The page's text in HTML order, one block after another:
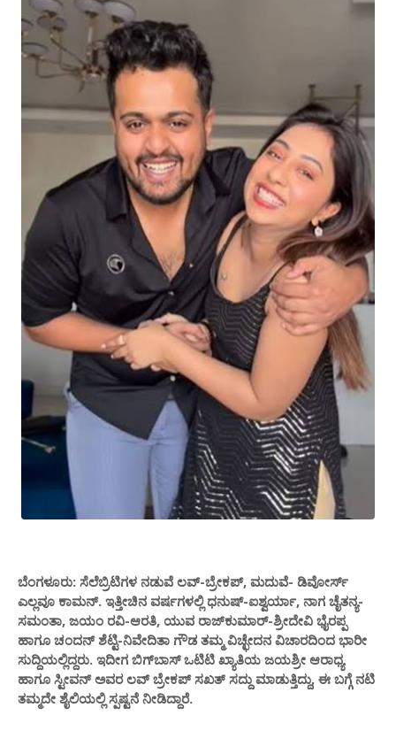
ಬೆಂಗಳೂರು: ಸೆಲೆಬ್ರಿಟಿಗಳ ನಡುವೆ ಲವ್-ಬ್ರೇಕಪ್, ಮದುವೆ- ಡಿವೋರ್ಸ್
ಎಲ್ಲವೂ ಕಾಮನ್. ಇತ್ತೀಚಿನ ವರ್ಷಗಳಲ್ಲಿ ಧನುಷ್-ಐಶ್ವರ್ಯಾ, ನಾಗ ಚೈತನ್ಯ-
ಸಮಂತಾ, ಜಯಂ ರವಿ-ಆರತಿ, ಯುವ ರಾಜ್‌ಕುಮಾರ್-ಶ್ರೀದೇವಿ ಭೈರಪ್ಪ
ಹಾಗೂ ಚಂದನ್ ಶೆಟ್ಟಿ-ನಿವೇದಿತಾ ಗೌಡ ತಮ್ಮ ವಿಚ್ಛೇದನ ವಿಚಾರದಿಂದ ಭಾರೀ
ಸುದ್ದಿಯಲ್ಲಿದ್ದರು. ಇದೀಗ ಬಿಗ್‌ಬಾಸ್ ಒಟಿಟಿ ಖ್ಯಾತಿಯ ಜಯಶ್ರೀ ಆರಾಧ್ಯ
ಹಾಗೂ ಸ್ಟೀವನ್ ಅವರ ಲವ್ ಬ್ರೇಕಪ್ ಸಖತ್ ಸದ್ದು ಮಾಡುತ್ತಿದ್ದು, ಈ ಬಗ್ಗೆ ನಟಿ
ತಮ್ಮದೇ ಶೈಲಿಯಲ್ಲಿ ಸ್ಪಷ್ಟನೆ ನೀಡಿದ್ದಾರೆ.